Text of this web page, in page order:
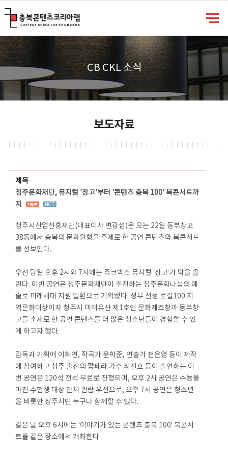
CB CKL 소식
보도자료
제목
청주문화재단, 뮤지컬 '창고'부터 '콘텐츠 충북 100' 북콘서트까
지
청주시산업진흥재단(대표이사 변광섭)은 오는 22일 동부창고
38동에서 충북의 문화원형을 주제로 한 공연 콘텐츠와 북콘서트
를 선보인다.
우선 당일 오후 2시와 7시에는 쥬크박스 뮤지컬 ‘창고’가 막을 올
린다. 이번 공연은 청주문화재단이 추진하는 청주문화나눔의 예
술로 미래세대 지원 일환으로 기획됐다. 정부 선정 로컬100 지
역문화대상이자 청주시 미래유산 제1호인 문화제조창과 동부창
고를 소재로 한 공연 콘텐츠를 더 많은 청소년들이 경험할 수 있
게 하고자 했다.
감독과 기획에 이혜연, 작곡가 윤학준, 연출가 천은영 등이 제작
에 참여하고 청주 출신의 팝페라 가수 최진호 등이 출연하는 이
번 공연은 120석 전석 무료로 진행되며, 오후 2시 공연은 수능을
마친 수험생 대상 단체 관람 우선으로, 오후 7시 공연은 청소년
을 비롯한 청주시민 누구나 함께할 수 있다.
같은 날 오후 6시에는 ‘이야기가 있는 콘텐츠 충북 100’ 북콘서
트를 같은 장소에서 개최한다.